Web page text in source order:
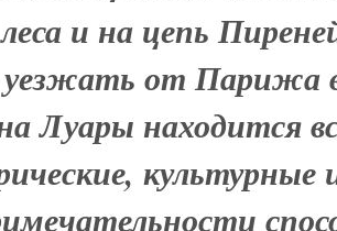
и на цепь
уезжать от Парижа
Луары находится
культурные